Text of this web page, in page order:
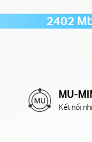
2402
MU-
Kết nối